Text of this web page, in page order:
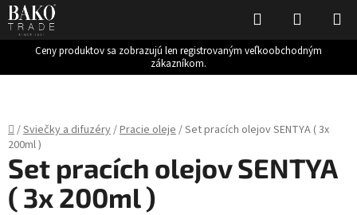
Ceny produktov sa zobrazujú len registrovaným veľkoobchodným
zákazníkom.
Hľadať
KOŠÍK
Domov
/Sviečky a difuzéry/Pracie oleje/Set pracích olejov SENTYA ( 3x
200ml )
Set pracích olejov SENTYA
( 3x 200ml )